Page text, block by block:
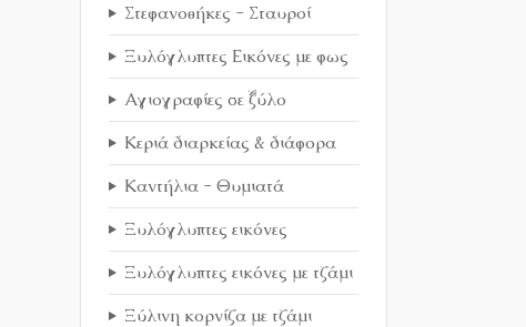
Στεφανοθήκες - Σταυροί
Ξυλόγλυπτες Εικόνες με φως
Αγιογραφίες σε ξύλο
Κεριά διαρκείας & διάφορα
Καντήλια - Θυμιατά
Ξυλόγλυπτες εικόνες
Ξυλόγλυπτες εικόνες με τζάμι
Ξύλινη κορνίζα με τζάμι